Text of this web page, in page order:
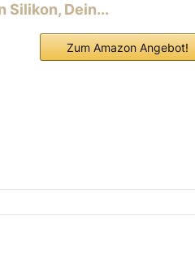
Silikon, Dein...
Zum Amazon Angebot!